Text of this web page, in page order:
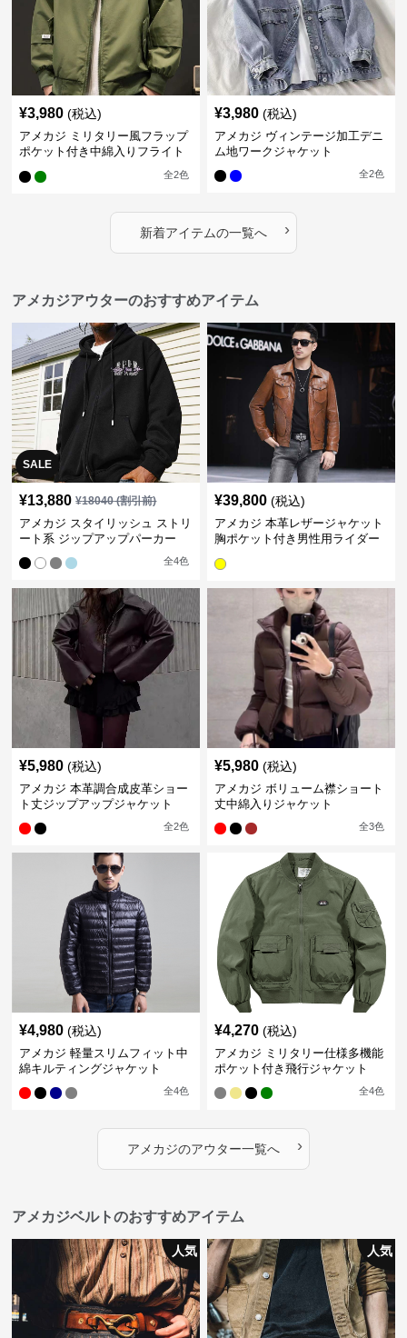
¥3,980 (税込)
アメカジ ミリタリー風フラップ
ポケット付き中綿入りフライト
全2色
¥3,980 (税込)
アメカジ ヴィンテージ加工デニ
ム地ワークジャケット
全2色
新着アイテムの一覧へ ›
アメカジアウターのおすすめアイテム
SALE
¥13,880 ¥18040(割引前)
アメカジ スタイリッシュ ストリ
ート系 ジップアップパーカー
全4色
¥39,800 (税込)
アメカジ 本革レザージャケット
胸ポケット付き男性用ライダー
¥5,980 (税込)
アメカジ 本革調合成皮革ショー
ト丈ジップアップジャケット
全2色
¥5,980 (税込)
アメカジ ボリューム襟ショート
丈中綿入りジャケット
全3色
¥4,980 (税込)
アメカジ 軽量スリムフィット中
綿キルティングジャケット
全4色
¥4,270 (税込)
アメカジ ミリタリー仕様多機能
ポケット付き飛行ジャケット
全4色
アメカジのアウター一覧へ ›
アメカジベルトのおすすめアイテム
人気 人気